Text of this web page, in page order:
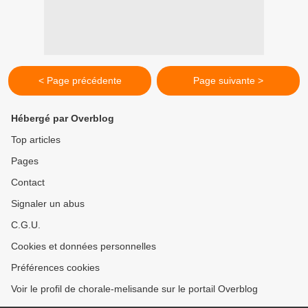
< Page précédente Page suivante >
Hébergé par Overblog
Top articles
Pages
Contact
Signaler un abus
C.G.U.
Cookies et données personnelles
Préférences cookies
Voir le profil de chorale-melisande sur le portail Overblog